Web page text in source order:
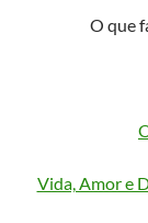
O que
Vida, Amor e